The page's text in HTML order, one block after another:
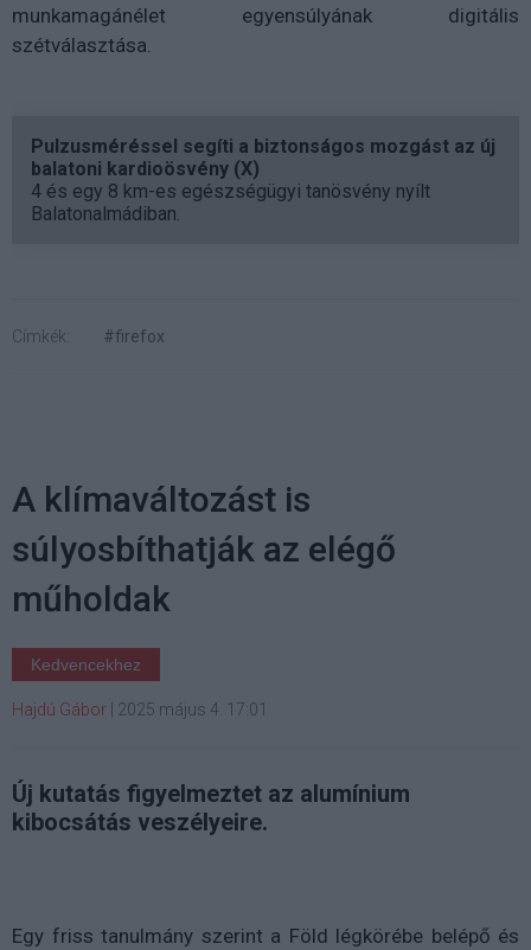
munkamagánélet egyensúlyának digitális
szétválasztása.
Pulzusméréssel segíti a biztonságos mozgást az új
balatoni kardioösvény (X)
4 és egy 8 km-es egészségügyi tanösvény nyílt
Balatonalmádiban.
Címkék: #firefox
A klímaváltozást is
súlyosbíthatják az elégő
műholdak
Kedvencekhez
Hajdú Gábor 2025 május 4. 17:01
Új kutatás figyelmeztet az alumínium
kibocsátás veszélyeire.
Egy friss tanulmány szerint a Föld légkörébe belépő és